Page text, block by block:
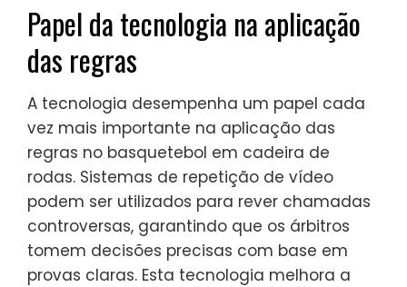
Papel da tecnologia na aplicação
das regras
A tecnologia desempenha um papel cada
vez mais importante na aplicação das
regras no basquetebol em cadeira de
rodas. Sistemas de repetição de vídeo
podem ser utilizados para rever chamadas
controversas, garantindo que os árbitros
tomem decisões precisas com base em
provas claras. Esta tecnologia melhora a